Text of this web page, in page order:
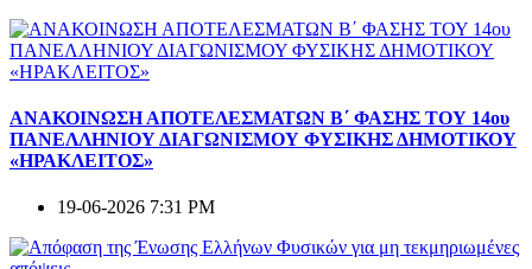
ΑΝΑΚΟΙΝΩΣΗ ΑΠΟΤΕΛΕΣΜΑΤΩΝ Β΄ ΦΑΣΗΣ ΤΟΥ 14ου
ΠΑΝΕΛΛΗΝΙΟΥ ΔΙΑΓΩΝΙΣΜΟΥ ΦΥΣΙΚΗΣ ΔΗΜΟΤΙΚΟΥ
«ΗΡΑΚΛΕΙΤΟΣ»
19-06-2026 7:31 PM